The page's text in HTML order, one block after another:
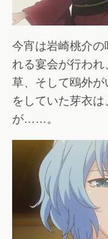
今宵は岩崎桃介
れる宴会が行わ
草、そして鴎外
をしていた芽衣
が……。